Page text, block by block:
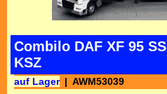
Combilo DAF XF 95
KSZ
auf Lager AWM53039